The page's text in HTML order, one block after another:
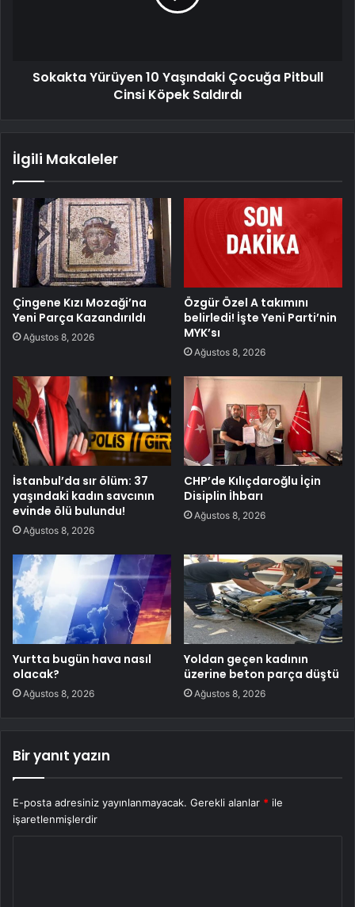
Sokakta Yürüyen 10 Yaşındaki Çocuğa Pitbull
Cinsi Köpek Saldırdı
İlgili Makaleler
Çingene Kızı Mozaği’na
Yeni Parça Kazandırıldı
Ağustos 8, 2026
Özgür Özel A takımını
belirledi! İşte Yeni Parti’nin
MYK’sı
Ağustos 8, 2026
İstanbul’da sır ölüm: 37
yaşındaki kadın savcının
evinde ölü bulundu!
Ağustos 8, 2026
CHP’de Kılıçdaroğlu İçin
Disiplin İhbarı
Ağustos 8, 2026
Yurtta bugün hava nasıl
olacak?
Ağustos 8, 2026
Yoldan geçen kadının
üzerine beton parça düştü
Ağustos 8, 2026
Bir yanıt yazın
E-posta adresiniz yayınlanmayacak. Gerekli alanlar * ile
işaretlenmişlerdir